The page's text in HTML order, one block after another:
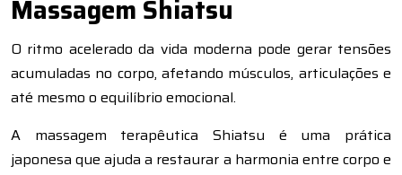
Massagem Shiatsu
O ritmo acelerado da vida moderna pode gerar tensões
acumuladas no corpo, afetando músculos, articulações e
até mesmo o equilíbrio emocional.
A massagem terapêutica Shiatsu é uma prática
japonesa que ajuda a restaurar a harmonia entre corpo e